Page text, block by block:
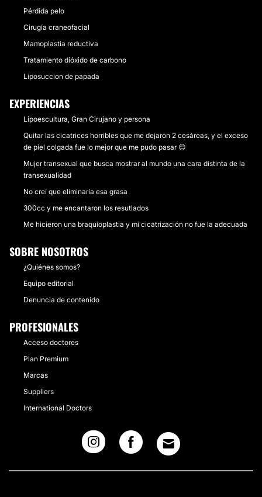
Pérdida pelo
Cirugía craneofacial
Mamoplastia reductiva
Tratamiento dióxido de carbono
Liposuccion de papada
EXPERIENCIAS
Lipoescultura, Gran Cirujano y persona
Quitar las cicatrices horribles que me dejaron 2 cesáreas, y el exceso
de piel colgada fue lo mejor que me pudo pasar 😊
Mujer transexual que busca mostrar al mundo una cara distinta de la
transexualidad
No creí que eliminaría esa grasa
300cc y me encantaron los resutlados
Me hicieron una braquioplastia y mi cicatrización no fue la adecuada
SOBRE NOSOTROS
¿Quiénes somos?
Equipo editorial
Denuncia de contenido
PROFESIONALES
Acceso doctores
Plan Premium
Marcas
Suppliers
International Doctors